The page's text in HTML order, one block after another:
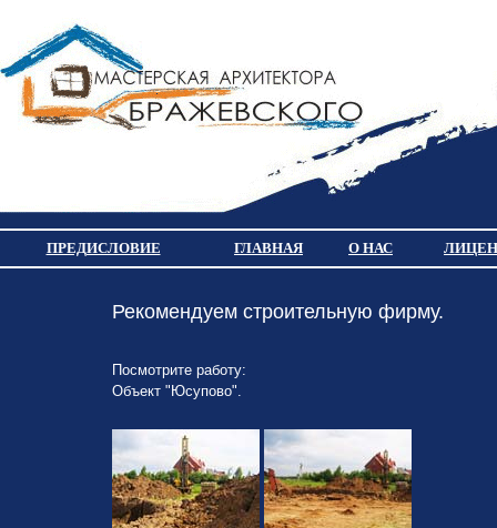
ПРЕДИСЛОВИЕ ГЛАВНАЯ О НАС
Рекомендуем строительную фирму.
Посмотрите работу:
Объект "Юсупово".